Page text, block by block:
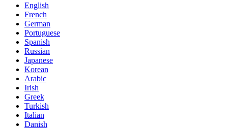
English
French
German
Portuguese
Spanish
Russian
Japanese
Korean
Arabic
Irish
Greek
Turkish
Italian
Danish